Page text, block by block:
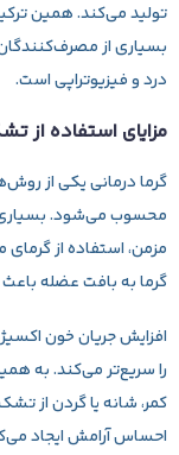
تولید می‌کند. همین
بسیاری از
درد و فیزیوتراپی است.
مزایای استفاده از
گرما درمانی یکی از
محسوب می‌شود. بسیاری
مزمن، استفاده از
گرما به بافت عضله
افزایش جریان خون
را سریع‌تر می‌کند. به
کمر، شانه یا گردن از
احساس آرامش ایجاد